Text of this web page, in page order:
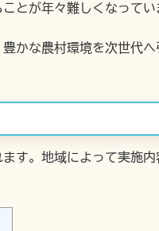
とが年々難しくなってい
かな農村環境を次世代
す。地域によって実施内